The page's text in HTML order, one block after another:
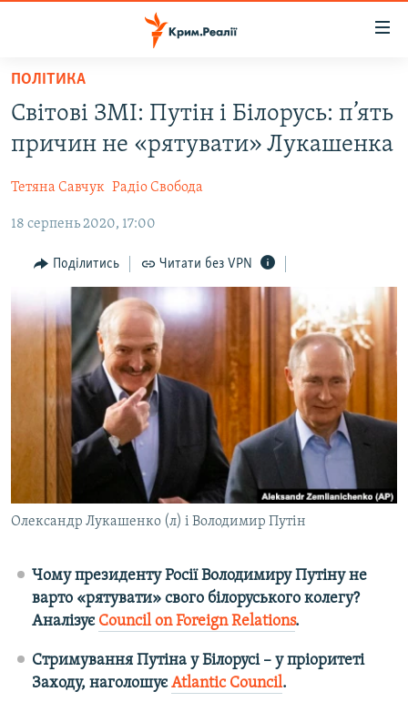
Перейти
основного
матеріалу
Перейти
до
навігації
Перейти
пошуку
ВІДЕО ТА ФОТО
ПОЛІТИКА
БЛОГИ
ПОГЛЯД
ІНТЕРВ'Ю
ВСЕ ЗА ДЕНЬ
СПЕЦПРОЕКТИ
ДЕПОРТАЦІЯ
ВІДЕОУРОКИ «ELIFBE»
СВІДЧЕННЯ ОКУПАЦІЇ
УКРАЇНСЬКА ПРОБЛЕМА КРИМУ
ІНФОГРАФІКА
ЯК ОБІЙТИ БЛОКУВАННЯ
Русский
Qırımtatar
ДОЛУЧАЙСЯ!
Усі сайти RFE/RL
ПОЛІТИКА
Світові ЗМІ: Путін і Білорусь: п’ять
причин не «рятувати» Лукашенка
Тетяна Савчук Радіо Свобода
18 серпень 2020, 17:00
Поділитись Читати без VPN
Олександр Лукашенко (л) і Володимир Путін
Чому президенту Росії Володимиру Путіну не
варто «рятувати» свого білоруського колегу?
Аналізує Council on Foreign Relations.
Стримування Путіна у Білорусі – у пріоритеті
Заходу, наголошуєAtlantic Council.